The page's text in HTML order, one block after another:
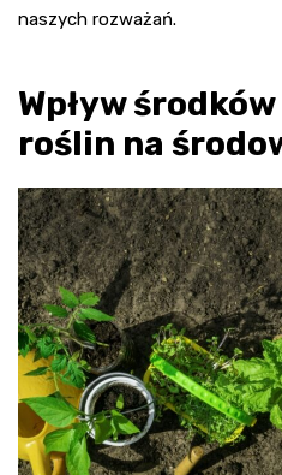
naszych rozważań.
Wpływ
roślin na